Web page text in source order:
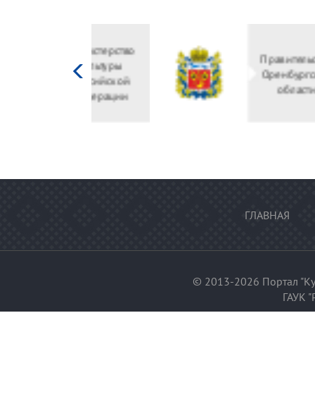
Министерство
культуры
Российской
федерации
ГЛАВНАЯ
© 2013-2026 Портал
ГАУК